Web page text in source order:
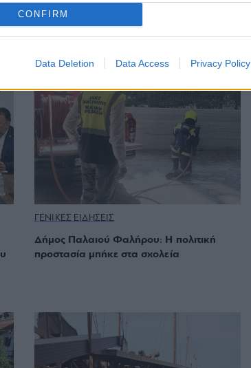
CONFIRM
Data Deletion Data Access Privacy Policy
Ξενάγηση σε παλαιές αρχοντικές κατοικίες
ΓΕΝΙΚΕΣ ΕΙΔΗΣΕΙΣ
Δήμος Παλαιού Φαλήρου: Η πολιτική
προστασία μπήκε στα σχολεία